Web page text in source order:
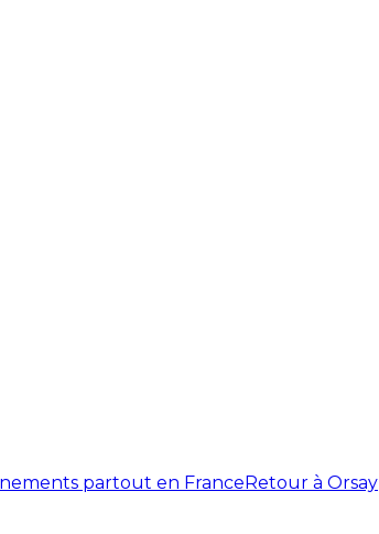
partout en FranceRetour à Orsay